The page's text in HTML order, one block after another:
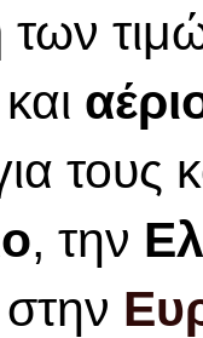
των
και
τους
, την